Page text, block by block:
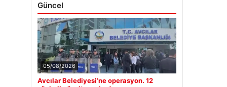
Güncel
05/08/2026
Avcılar Belediyesi’ne operasyon. 12